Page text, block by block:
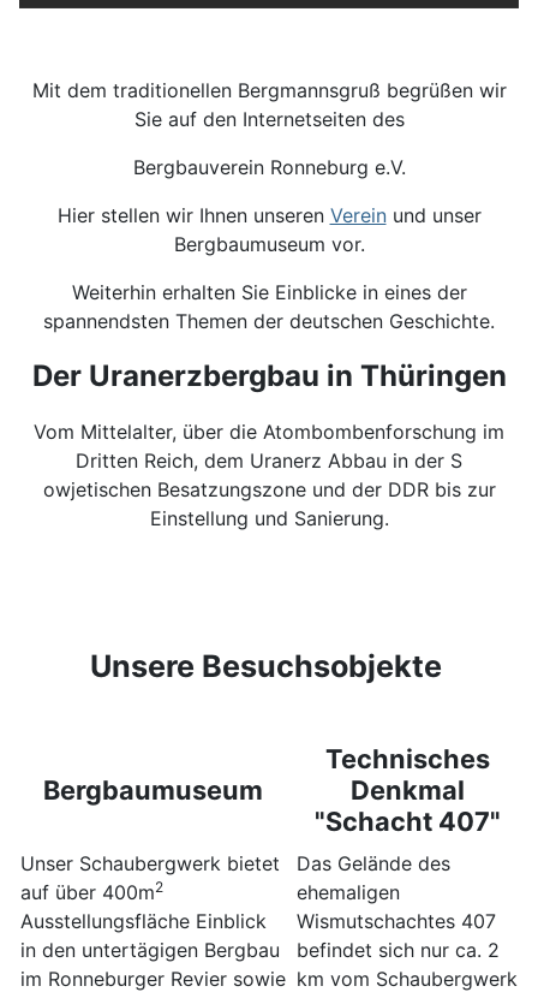
Mit dem traditionellen Bergmannsgruß begrüßen wir
Sie auf den Internetseiten des
Bergbauverein Ronneburg e.V.
Hier stellen wir Ihnen unseren Vereinund unser
Bergbaumuseum vor.
Weiterhin erhalten Sie Einblicke in eines der
spannendsten Themen der deutschen Geschichte.
Der Uranerzbergbau in Thüringen
Vom Mittelalter, über die Atombombenforschung im
Dritten Reich, dem Uranerz Abbau in der S
owjetischen Besatzungszone und der DDR bis zur
Einstellung und Sanierung.
Unsere Besuchsobjekte
Bergbaumuseum
Technisches
Denkmal
"Schacht 407"
Unser Schaubergwerk bietet
auf über 400m2
Ausstellungsfläche Einblick
in den untertägigen Bergbau
im Ronneburger Revier sowie
Das Gelände des
ehemaligen
Wismutschachtes 407
befindet sich nur ca. 2
km vom Schaubergwerk